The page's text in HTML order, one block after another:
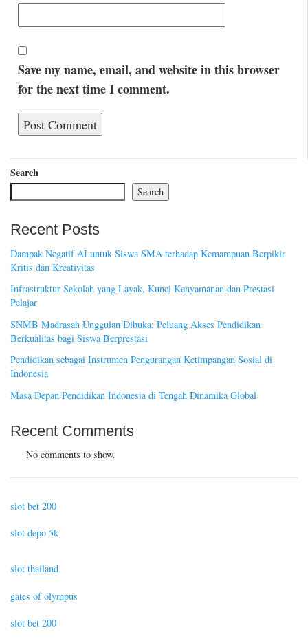
Save my name, email, and website in this browser
for the next time I comment.
Search
Search
Recent Posts
Dampak Negatif AI untuk Siswa SMA terhadap Kemampuan Berpikir
Kritis dan Kreativitas
Infrastruktur Sekolah yang Layak, Kunci Kenyamanan dan Prestasi
Pelajar
SNMB Madrasah Unggulan Dibuka: Peluang Akses Pendidikan
Berkualitas bagi Siswa Berprestasi
Pendidikan sebagai Instrumen Pengurangan Ketimpangan Sosial di
Indonesia
Masa Depan Pendidikan Indonesia di Tengah Dinamika Global
Recent Comments
No comments to show.
slot bet 200
slot depo 5k
slot thailand
gates of olympus
slot bet 200